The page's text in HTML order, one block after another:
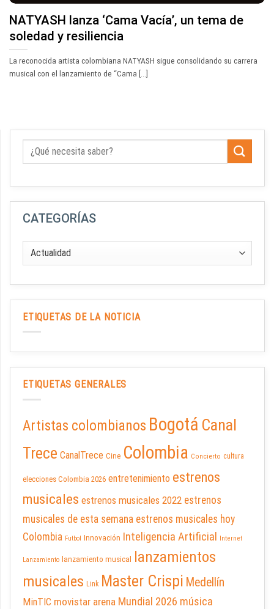
NATYASH lanza ‘Cama Vacía’, un tema de
soledad y resiliencia
La reconocida artista colombiana NATYASH sigue consolidando su carrera
musical con el lanzamiento de “Cama [...]
CATEGORÍAS
ETIQUETAS DE LA NOTICIA
ETIQUETAS GENERALES
Artistas colombianos Bogotá Canal
Trece CanalTrece Cine Colombia Concierto cultura
elecciones Colombia 2026 entretenimiento estrenos
musicales estrenos musicales 2022 estrenos
musicales de esta semana estrenos musicales hoy
Colombia Futbol Innovación Inteligencia Artificial Internet
Lanzamiento lanzamiento musical
lanzamientos
musicales Link Master Crispi Medellín
MinTIC movistar arena Mundial 2026 música